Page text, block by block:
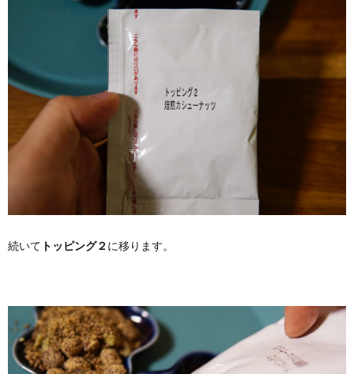
続いて トッピング２ に移ります。